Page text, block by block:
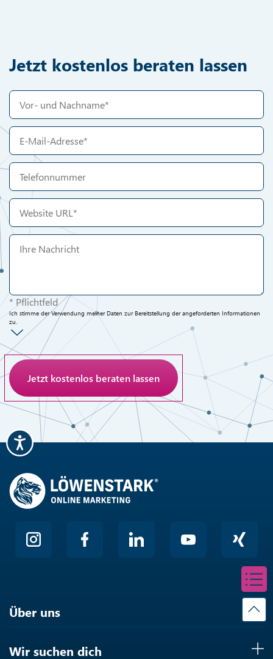
Jetzt kostenlos beraten lassen
* Pflichtfeld
Ich stimme der Verwendung meiner Daten zur Bereitstellung der angeforderten Informationen
zu.
Anti-Roboter-Verifizierung
Hier klicken
Über uns
Wir suchen dich